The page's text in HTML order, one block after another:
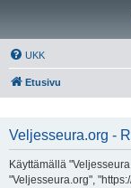
UKK
Etusivu
Veljesseura.org -
Käyttämällä
"Veljesseura.org",